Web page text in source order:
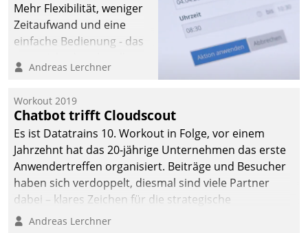
Mehr Flexibilität, weniger
Zeitaufwand und eine
einfache Bedienung - das
Cockpit für mobile
Datatrain. Die meravis
Wohnungsbau- und
Immobilien GmbH hat
sich dabei für den Betrieb
der Lösung über die SAP
Cloud Platform
entschieden - als erstes
Unternehmen am
Andreas Lerchner
Workout 2019
Chatbot trifft Cloudscout
Es ist Datatrains 10. Workout in Folge, vor einem
Jahrzehnt hat das 20-jährige Unternehmen das erste
Anwendertreffen organisiert. Beiträge und Besucher
haben sich verdoppelt, diesmal sind viele Partner
dabei – klares Zeichen für die strategische
Fokussierung auf den Kunden.
Andreas Lerchner